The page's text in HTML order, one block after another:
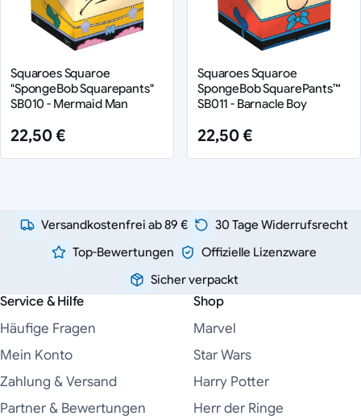
Squaroes Squaroe
"SpongeBob Squarepants"
SB010 - Mermaid Man
22,50 €
Squaroes Squaroe
SpongeBob SquarePants™
SB011 - Barnacle Boy
22,50 €
Versandkostenfrei ab 89 €
30 Tage Widerrufsrecht
Top-Bewertungen
Offizielle Lizenzware
Sicher verpackt
Service & Hilfe
Häufige Fragen
Mein Konto
Zahlung & Versand
Partner & Bewertungen
Shop
Marvel
Star Wars
Harry Potter
Herr der Ringe